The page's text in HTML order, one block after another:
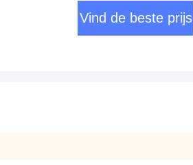
Vind de beste prijs